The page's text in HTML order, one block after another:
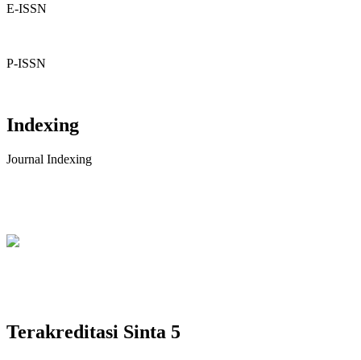
E-ISSN
P-ISSN
Indexing
Journal Indexing
Terakreditasi Sinta 5